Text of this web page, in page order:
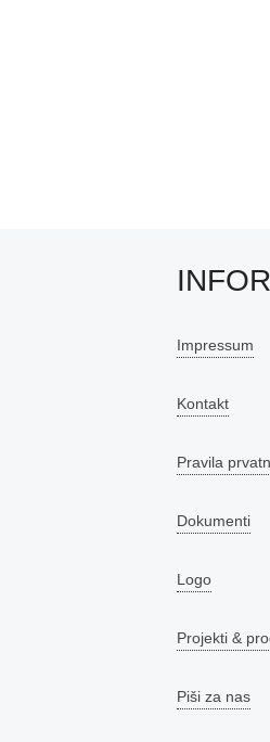
Impressum
Kontakt
Pravila
Dokumenti
Logo
Projekti &
Piši za nas